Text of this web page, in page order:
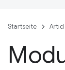
Startseite